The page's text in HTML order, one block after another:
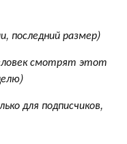
последний размер)
смотрят этот
для подписчиков,